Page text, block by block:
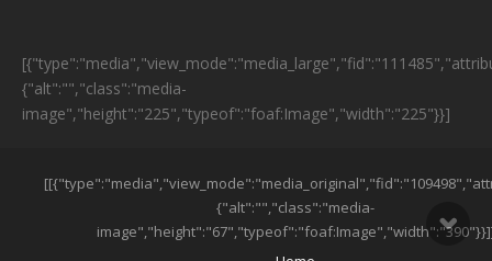
{"alt":"","class":"media-
image","height":"225","typeof":"foaf:Image","width":"225"}}]
ESPA BANNER
{"alt":"","class":"media-